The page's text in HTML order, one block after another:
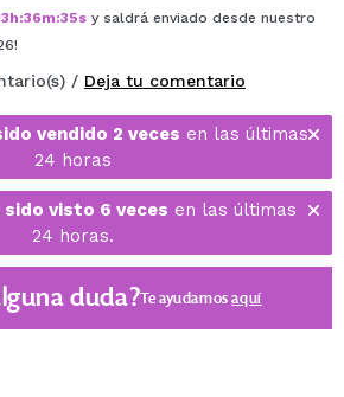
h:36m:35s y saldrá enviado desde nuestro
!
/ Deja tu comentario
vendido 2 veces en las últimas
24 horas
sido visto 6 veces en las últimas
24 horas.
duda?Te ayudamosaquí